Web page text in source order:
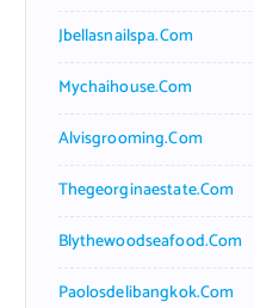
Jbellasnailspa.com
Mychaihouse.com
Alvisgrooming.com
Thegeorginaestate.com
Blythewoodseafood.com
Paolosdelibangkok.com